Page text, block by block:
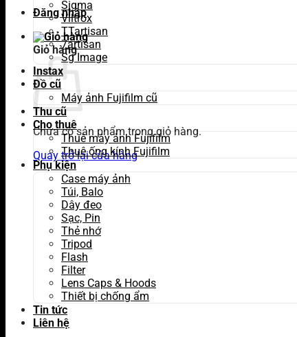
Đăng nhập
Giỏ hàng
Chưa có sản phẩm trong giỏ hàng.
Quay trở lại cửa hàng
Sigma
Viltrox
TTartisan
7artisan
Sg Image
Instax
Đồ cũ
Máy ảnh Fujifilm cũ
Thu cũ
Cho thuê
Thuê máy ảnh Fujifilm
Thuê ống kính Fujifilm
Phụ kiện
Case máy ảnh
Túi, Balo
Dây đeo
Sạc, Pin
Thẻ nhớ
Tripod
Flash
Filter
Lens Caps & Hoods
Thiết bị chống ẩm
Tin tức
Liên hệ